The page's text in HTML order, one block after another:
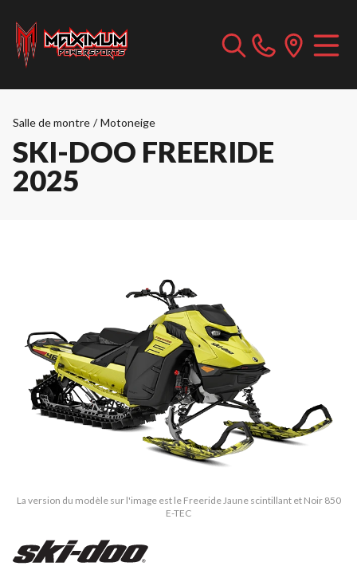
Salle de montre / Motoneige
SKI-DOO FREERIDE
2025
La version du modèle sur l'image est le Freeride Jaune scintillant et Noir 850
E-TEC